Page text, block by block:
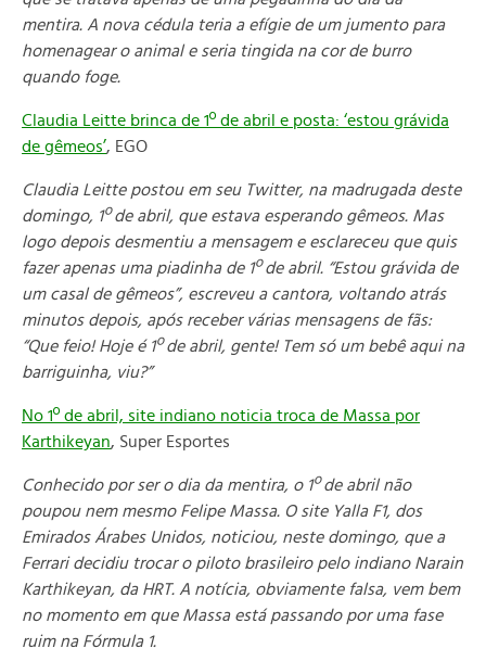
mentira. A nova cédula teria a efígie de um jumento para
homenagear o animal e seria tingida na cor de burro
quando foge.
Claudia Leitte brinca de 1º de abril e posta: ‘estou grávida
de gêmeos’, EGO
Claudia Leitte postou em seu Twitter, na madrugada deste
domingo, 1º de abril, que estava esperando gêmeos. Mas
logo depois desmentiu a mensagem e esclareceu que quis
fazer apenas uma piadinha de 1º de abril. “Estou grávida de
um casal de gêmeos”, escreveu a cantora, voltando atrás
minutos depois, após receber várias mensagens de fãs:
“Que feio! Hoje é 1º de abril, gente! Tem só um bebê aqui na
barriguinha, viu?”
No 1º de abril, site indiano noticia troca de Massa por
Karthikeyan, Super Esportes
Conhecido por ser o dia da mentira, o 1º de abril não
poupou nem mesmo Felipe Massa. O site Yalla F1, dos
Emirados Árabes Unidos, noticiou, neste domingo, que a
Ferrari decidiu trocar o piloto brasileiro pelo indiano Narain
Karthikeyan, da HRT. A notícia, obviamente falsa, vem bem
no momento em que Massa está passando por uma fase
ruim na Fórmula 1.